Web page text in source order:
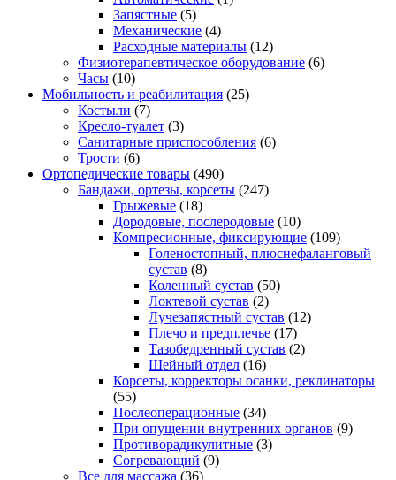
Запястные (5)
Механические (4)
Расходные материалы (12)
Физиотерапевтическое оборудование (6)
Часы (10)
Мобильность и реабилитация (25)
Костыли (7)
Кресло-туалет (3)
Санитарные приспособления (6)
Трости (6)
Ортопедические товары (490)
Бандажи, ортезы, корсеты (247)
Грыжевые (18)
Дородовые, послеродовые (10)
Компресионные, фиксирующие (109)
Голеностопный, плюснефаланговый
сустав (8)
Коленный сустав (50)
Локтевой сустав (2)
Лучезапястный сустав (12)
Плечо и предплечье (17)
Тазобедренный сустав (2)
Шейный отдел (16)
Корсеты, корректоры осанки, реклинаторы
(55)
Послеоперационные (34)
При опущении внутренних органов (9)
Противорадикулитные (3)
Согревающий (9)
Все для массажа (36)